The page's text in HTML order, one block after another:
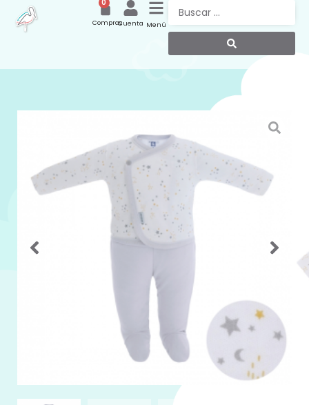
Menú
Cuenta
0
Compras